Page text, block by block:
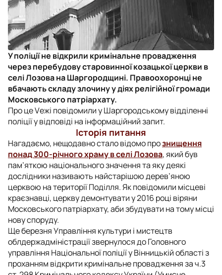
У поліції не відкрили кримінальне провадження
через перебудову старовинної козацької церкви в
селі Лозова на Шаргородщині. Правоохоронці не
вбачають складу злочину у діях релігійної громади
Московського патріархату.
Про це Vежі повідомили у Шаргородському відділенні
поліції у відповіді на інформаційний запит.
Історія питання
Нагадаємо, нещодавно стало відомо прознищення
понад 300-річного храму в селі Лозова, який був
пам’яткою національного значення та яку деякі
дослідники називають найстарішою дерев’яною
церквою на території Поділля. Як повідомили місцеві
краєзнавці, церкву демонтувати у 2016 році віряни
Московського патріархату, аби збудувати на тому місці
нову споруду.
Ще березня Управління культури і мистецтв
облдержадміністрації звернулося до Головного
управління Національної поліції у Вінницькій області з
проханням відкрити кримінальне провадження за ч.3